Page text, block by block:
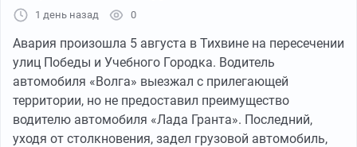
1 день назад 0
Авария произошла 5 августа в Тихвине на пересечении
улиц Победы и Учебного Городка. Водитель
автомобиля «Волга» выезжал с прилегающей
территории, но не предоставил преимущество
водителю автомобиля «Лада Гранта». Последний,
уходя от столкновения, задел грузовой автомобиль,